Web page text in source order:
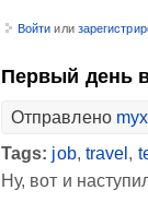
Войти или
Первый день
Отправлено myx
Tags: job, travel ,
Ну, вот и